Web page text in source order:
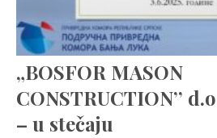
„BOSFOR MASON
CONSTRUCTION’’
– u stečaju